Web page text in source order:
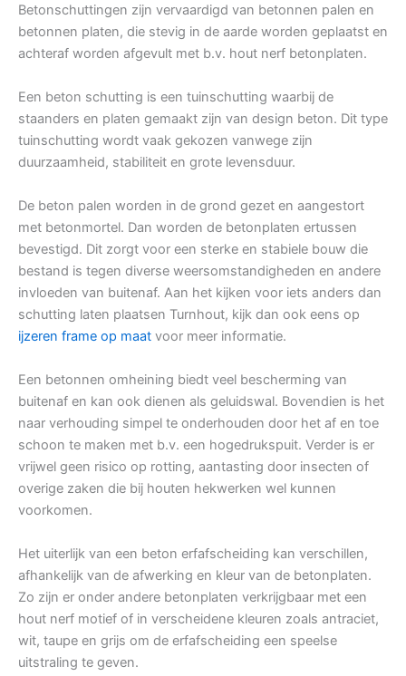
Betonschuttingen zijn vervaardigd van betonnen palen en
betonnen platen, die stevig in de aarde worden geplaatst en
achteraf worden afgevult met b.v. hout nerf betonplaten.
Een beton schutting is een tuinschutting waarbij de
staanders en platen gemaakt zijn van design beton. Dit type
tuinschutting wordt vaak gekozen vanwege zijn
duurzaamheid, stabiliteit en grote levensduur.
De beton palen worden in de grond gezet en aangestort
met betonmortel. Dan worden de betonplaten ertussen
bevestigd. Dit zorgt voor een sterke en stabiele bouw die
bestand is tegen diverse weersomstandigheden en andere
invloeden van buitenaf. Aan het kijken voor iets anders dan
schutting laten plaatsen Turnhout, kijk dan ook eens op
ijzeren frame op maat voor meer informatie.
Een betonnen omheining biedt veel bescherming van
buitenaf en kan ook dienen als geluidswal. Bovendien is het
naar verhouding simpel te onderhouden door het af en toe
schoon te maken met b.v. een hogedrukspuit. Verder is er
vrijwel geen risico op rotting, aantasting door insecten of
overige zaken die bij houten hekwerken wel kunnen
voorkomen.
Het uiterlijk van een beton erfafscheiding kan verschillen,
afhankelijk van de afwerking en kleur van de betonplaten.
Zo zijn er onder andere betonplaten verkrijgbaar met een
hout nerf motief of in verscheidene kleuren zoals antraciet,
wit, taupe en grijs om de erfafscheiding een speelse
uitstraling te geven.